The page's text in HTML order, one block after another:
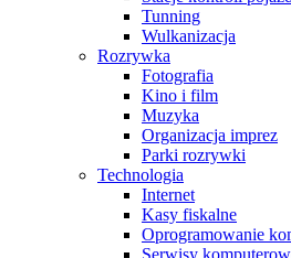
Tunning
Wulkanizacja
Rozrywka
Fotografia
Kino i film
Muzyka
Organizacja imprez
Parki rozrywki
Technologia
Internet
Kasy fiskalne
Oprogramowanie
Serwisy